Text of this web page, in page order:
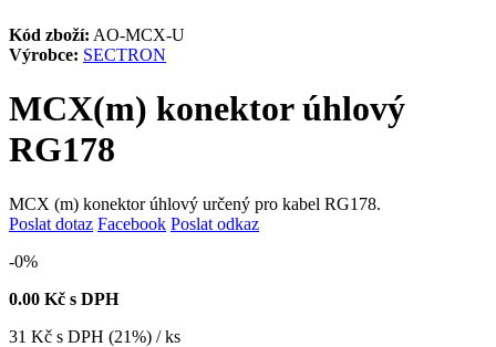
Kód zboží: AO-MCX-U
Výrobce: SECTRON
MCX(m) konektor úhlový
RG178
MCX (m) konektor úhlový určený pro kabel RG178.
Poslat dotaz Facebook Poslat odkaz
-0%
0.00 Kč s DPH
31 Kč s DPH (21%) / ks